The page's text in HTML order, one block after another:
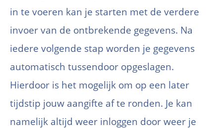
in te voeren kan je starten met de verdere
invoer van de ontbrekende gegevens. Na
iedere volgende stap worden je gegevens
automatisch tussendoor opgeslagen.
Hierdoor is het mogelijk om op een later
tijdstip jouw aangifte af te ronden. Je kan
namelijk altijd weer inloggen door weer je